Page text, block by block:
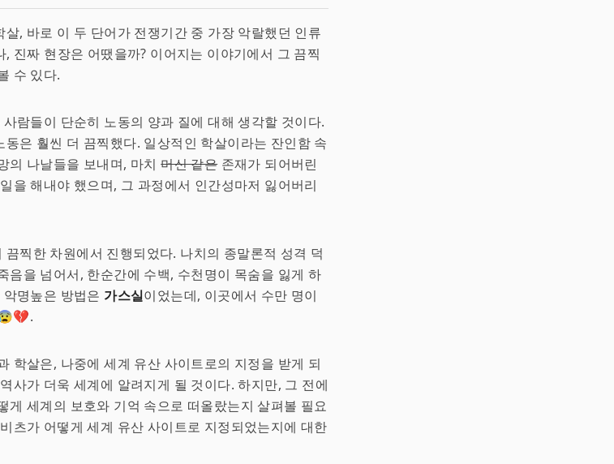
, 바로 이 두 단어가 전쟁기간 중 가장 악랄했던 인류
진짜 현장은 어땠을까? 이어지는 이야기에서 그 끔찍
수 있다.
람들이 단순히 노동의 양과 질에 대해 생각할 것이다.
은 훨씬 더 끔찍했다. 일상적인 학살이라는 잔인함 속
의 나날들을 보내며, 마치머신 같은존재가 되어버린
을 해내야 했으며, 그 과정에서 인간성마저 잃어버리
찍한 차원에서 진행되었다. 나치의 종말론적 성격 덕
음을 넘어서, 한순간에 수백, 수천명이 목숨을 잃게 하
명높은 방법은 가스실이었는데, 이곳에서 수만 명이
학살은, 나중에 세계 유산 사이트로의 지정을 받게 되
사가 더욱 세계에 알려지게 될 것이다. 하지만, 그 전에
게 세계의 보호와 기억 속으로 떠올랐는지 살펴볼 필요
츠가 어떻게 세계 유산 사이트로 지정되었는지에 대한